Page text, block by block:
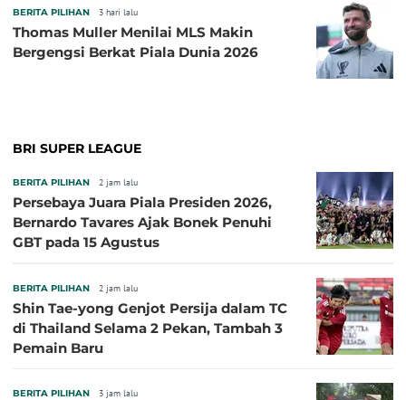
BERITA PILIHAN 3 hari lalu
Thomas Muller Menilai MLS Makin
Bergengsi Berkat Piala Dunia 2026
BRI SUPER LEAGUE
BERITA PILIHAN 2 jam lalu
Persebaya Juara Piala Presiden 2026,
Bernardo Tavares Ajak Bonek Penuhi
GBT pada 15 Agustus
BERITA PILIHAN 2 jam lalu
Shin Tae-yong Genjot Persija dalam TC
di Thailand Selama 2 Pekan, Tambah 3
Pemain Baru
BERITA PILIHAN 3 jam lalu